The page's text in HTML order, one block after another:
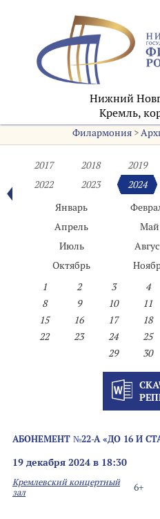
Нижний
Кремль,
Филармония >
2017 2018 2019
2022
2023 2024
Январь
Апрель
Май
Июль
Октябрь
1
2 3 4
8
9 10 11
15
16 17 18
22
23 24 25
29
30
АБОНЕМЕНТ №22-А «ДО 16 И
19 декабря 2024 в 18:30
6+
Кремлевский концертный
зал